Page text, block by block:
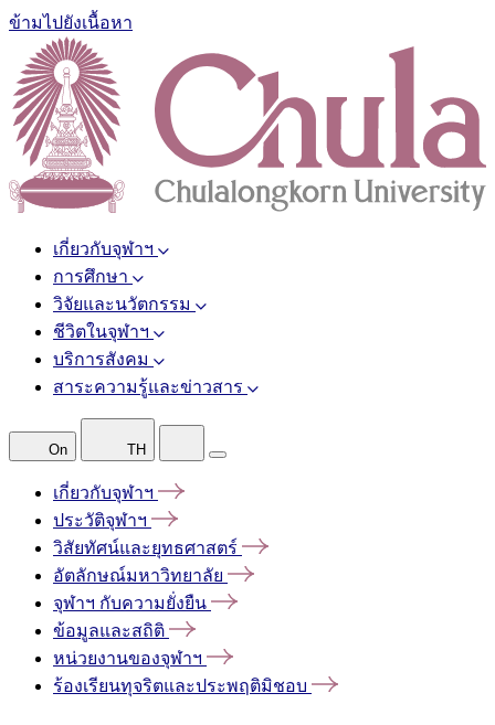
ข้ามไปยังเนื้อหา
เกี่ยวกับจุฬาฯ
การศึกษา
วิจัยและนวัตกรรม
ชีวิตในจุฬาฯ
บริการสังคม
สาระความรู้และข่าวสาร
On TH
เกี่ยวกับจุฬาฯ
ประวัติจุฬาฯ
วิสัยทัศน์และยุทธศาสตร์
อัตลักษณ์มหาวิทยาลัย
จุฬาฯ กับความยั่งยืน
ข้อมูลและสถิติ
หน่วยงานของจุฬาฯ
ร้องเรียนทุจริตและประพฤติมิชอบ